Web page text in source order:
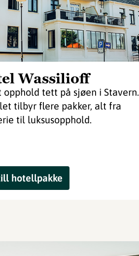
Wassilioff
opphold tett på sjøen i Stavern.
tilbyr flere pakker, alt fra
til luksusopphold.
hotellpakke